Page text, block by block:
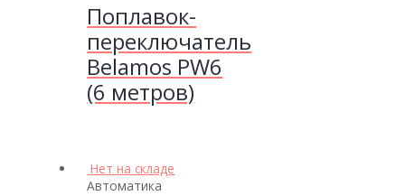
Поплавок-
переключатель
Belamos PW6
(6 метров)
Нет на складе
Автоматика